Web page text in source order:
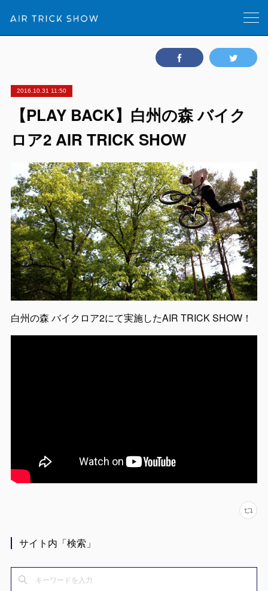
2016.10.31 11:50
【PLAY BACK】白州の森 バイク
ロア2 AIR TRICK SHOW
白州の森 バイクロア2にて実施したAIR TRICK SHOW！
サイト内「検索」